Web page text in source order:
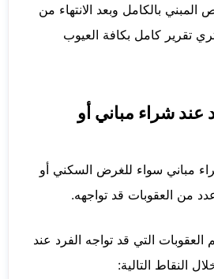
بالكامل وبعد الانتهاء من
تقرير كامل بكافة العيوب
عند شراء مباني أو
مباني سواء للغرض السكني أو
من العقوبات قد تواجهه.
التي قد تواجه الفرد عند
النقاط التالية: